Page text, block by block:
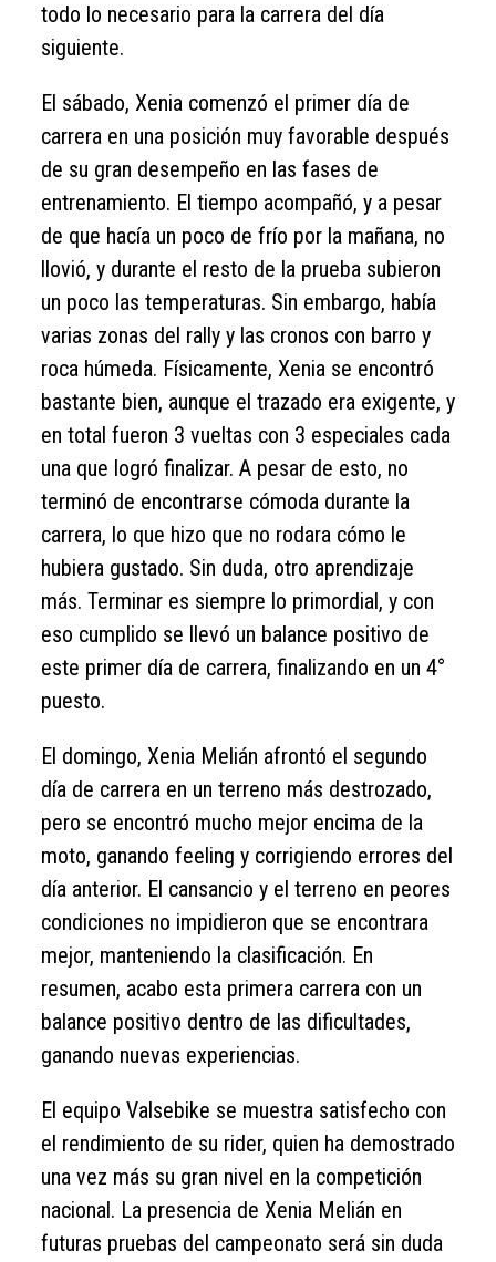
todo lo necesario para la carrera del día
siguiente.
El sábado, Xenia comenzó el primer día de
carrera en una posición muy favorable después
de su gran desempeño en las fases de
entrenamiento. El tiempo acompañó, y a pesar
de que hacía un poco de frío por la mañana, no
llovió, y durante el resto de la prueba subieron
un poco las temperaturas. Sin embargo, había
varias zonas del rally y las cronos con barro y
roca húmeda. Físicamente, Xenia se encontró
bastante bien, aunque el trazado era exigente, y
en total fueron 3 vueltas con 3 especiales cada
una que logró finalizar. A pesar de esto, no
terminó de encontrarse cómoda durante la
carrera, lo que hizo que no rodara cómo le
hubiera gustado. Sin duda, otro aprendizaje
más. Terminar es siempre lo primordial, y con
eso cumplido se llevó un balance positivo de
este primer día de carrera, finalizando en un 4°
puesto.
El domingo, Xenia Melián afrontó el segundo
día de carrera en un terreno más destrozado,
pero se encontró mucho mejor encima de la
moto, ganando feeling y corrigiendo errores del
día anterior. El cansancio y el terreno en peores
condiciones no impidieron que se encontrara
mejor, manteniendo la clasificación. En
resumen, acabo esta primera carrera con un
balance positivo dentro de las dificultades,
ganando nuevas experiencias.
El equipo Valsebike se muestra satisfecho con
el rendimiento de su rider, quien ha demostrado
una vez más su gran nivel en la competición
nacional. La presencia de Xenia Melián en
futuras pruebas del campeonato será sin duda